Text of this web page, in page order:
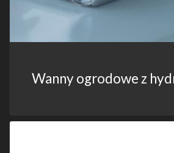
Wanny ogrodowe z